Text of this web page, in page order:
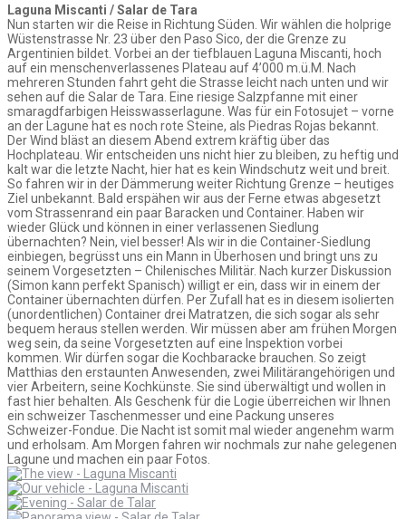
Laguna Miscanti / Salar de Tara
Nun starten wir die Reise in Richtung Süden. Wir wählen die holprige
Wüstenstrasse Nr. 23 über den Paso Sico, der die Grenze zu
Argentinien bildet. Vorbei an der tiefblauen Laguna Miscanti, hoch
auf ein menschenverlassenes Plateau auf 4’000 m.ü.M. Nach
mehreren Stunden fahrt geht die Strasse leicht nach unten und wir
sehen auf die Salar de Tara. Eine riesige Salzpfanne mit einer
smaragdfarbigen Heisswasserlagune. Was für ein Fotosujet – vorne
an der Lagune hat es noch rote Steine, als Piedras Rojas bekannt.
Der Wind bläst an diesem Abend extrem kräftig über das
Hochplateau. Wir entscheiden uns nicht hier zu bleiben, zu heftig und
kalt war die letzte Nacht, hier hat es kein Windschutz weit und breit.
So fahren wir in der Dämmerung weiter Richtung Grenze – heutiges
Ziel unbekannt. Bald erspähen wir aus der Ferne etwas abgesetzt
vom Strassenrand ein paar Baracken und Container. Haben wir
wieder Glück und können in einer verlassenen Siedlung
übernachten? Nein, viel besser! Als wir in die Container-Siedlung
einbiegen, begrüsst uns ein Mann in Überhosen und bringt uns zu
seinem Vorgesetzten – Chilenisches Militär. Nach kurzer Diskussion
(Simon kann perfekt Spanisch) willigt er ein, dass wir in einem der
Container übernachten dürfen. Per Zufall hat es in diesem isolierten
(unordentlichen) Container drei Matratzen, die sich sogar als sehr
bequem heraus stellen werden. Wir müssen aber am frühen Morgen
weg sein, da seine Vorgesetzten auf eine Inspektion vorbei
kommen. Wir dürfen sogar die Kochbaracke brauchen. So zeigt
Matthias den erstaunten Anwesenden, zwei Militärangehörigen und
vier Arbeitern, seine Kochkünste. Sie sind überwältigt und wollen in
fast hier behalten. Als Geschenk für die Logie überreichen wir Ihnen
ein schweizer Taschenmesser und eine Packung unseres
Schweizer-Fondue. Die Nacht ist somit mal wieder angenehm warm
und erholsam. Am Morgen fahren wir nochmals zur nahe gelegenen
Lagune und machen ein paar Fotos.